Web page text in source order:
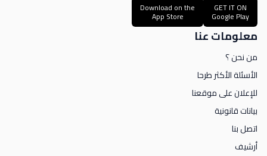
GET IT ON
Google Play
Download on the
App Store
معلومات عنا
من نحن ؟
الأسئلة الأكثر طرحا
للإعلان على موقعنا
بيانات قانونية
اتصل بنا
أرشيف